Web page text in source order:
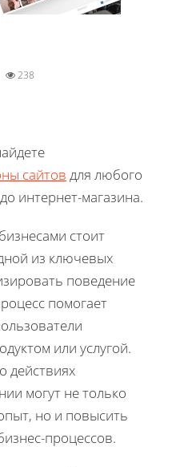
238
сайтов для любого
интернет-магазина.
стоит
из ключевых
поведение
помогает
или услугой.
действиях
могут не только
но и повысить
процессов.